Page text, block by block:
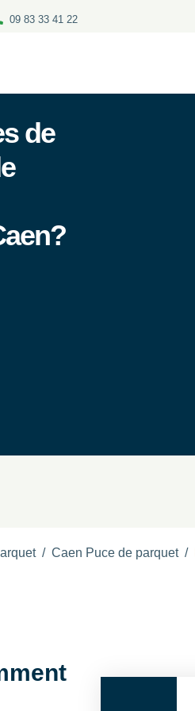
09 83 33 41 22
de
/ Caen Puce de parquet/